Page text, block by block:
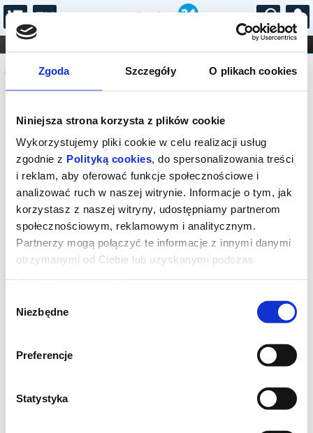
Zgoda Szczegóły O plikach cookies
Niniejsza strona korzysta z plików cookie
Wykorzystujemy pliki cookie w celu realizacji usług
zgodnie z Polityką cookies, do spersonalizowania treści
i reklam, aby oferować funkcje społecznościowe i
analizować ruch w naszej witrynie. Informacje o tym, jak
korzystasz z naszej witryny, udostępniamy partnerom
społecznościowym, reklamowym i analitycznym.
Partnerzy mogą połączyć te informacje z innymi danymi
otrzymanymi od Ciebie lub uzyskanymi podczas
zgody
Niezbędne
Preferencje
Statystyka
...
FILHARMONIA OPERA I BALET
STAND-UP
DLA DZIECI
Komunikat
Sprzedaż on-line została zakończona,
sprawdź dostępność biletów w kasie.